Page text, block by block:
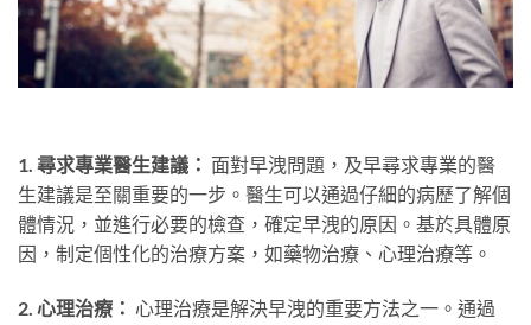
1. 尋求專業醫生建議： 面對早洩問題，及早尋求專業的醫
生建議是至關重要的一步。醫生可以通過仔細的病歷了解個
體情況，並進行必要的檢查，確定早洩的原因。基於具體原
因，制定個性化的治療方案，如藥物治療、心理治療等。
2. 心理治療： 心理治療是解決早洩的重要方法之一。通過